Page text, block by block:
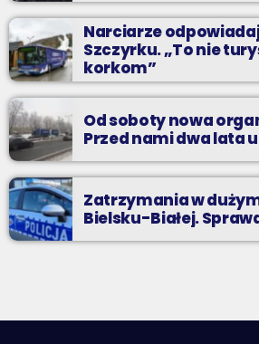
Narciarze
Szczyrku. „To nie
korkom”
Od soboty nowa
Przed nami dwa lata
Zatrzymania w
Bielsku-Białej.